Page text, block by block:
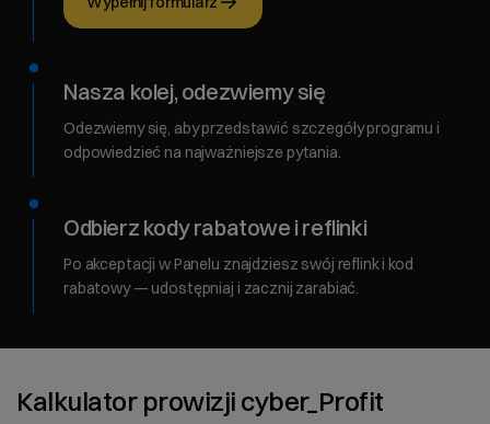
Nasza kolej, odezwiemy się
Odezwiemy się, aby przedstawić szczegóły programu i
odpowiedzieć na najważniejsze pytania.
Odbierz kody rabatowe i reflinki
Po akceptacji w Panelu znajdziesz swój reflink i kod
rabatowy — udostępniaj i zacznij zarabiać.
Kalkulator prowizji cyber_Profit